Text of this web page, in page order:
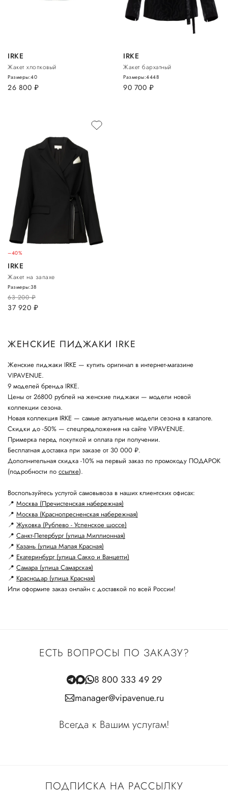
IRKE
Жакет хлопковый
26 800 руб.
Размеры:40
IRKE
Жакет бархатный
90 700 руб.
Размеры:4448
–40%
IRKE
Жакет на запахе
63 200руб.
37 920 руб.
Размеры:38
ЖЕНСКИЕ ПИДЖАКИ IRKE
Женские пиджаки IRKE — купить оригинал в интернет-магазине
VIPAVENUE.
9 моделей бренда IRKE.
Цены от 26800 рублей на женские пиджаки — модели новой
коллекции сезона.
Новая коллекция IRKE — самые актуальные модели сезона в каталоге.
Скидки до -50% — спецпредложения на сайте VIPAVENUE.
Примерка перед покупкой и оплата при получении.
Бесплатная доставка при заказе от 30 000 ₽.
Дополнительная скидка -10% на первый заказ по промокоду ПОДАРОК
(подробности по ссылке).
Воспользуйтесь услугой самовывоза в наших клиентских офисах:
📍 Москва (Пречистенская набережная)
📍 Москва (Краснопресненская набережная)
📍 Жуковка (Рублево - Успенское шоссе)
📍 Санкт-Петербург (улица Миллионная)
📍 Казань (улица Малая Красная)
📍 Екатеринбург (улица Сакко и Ванцетти)
📍 Самара (улица Самарская)
📍 Краснодар (улица Красная)
Или оформите заказ онлайн с доставкой по всей России!
ПОДПИСКА НА РАССЫЛКУ
ЕСТЬ ВОПРОСЫ ПО ЗАКАЗУ?
8 800 333 49 29
manager@vipavenue.ru
Всегда к Вашим услугам!